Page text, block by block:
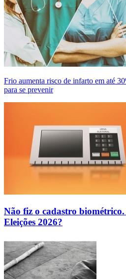
Frio aumenta risco de infarto em até
para se prevenir
Não fiz o cadastro
Eleições 2026?